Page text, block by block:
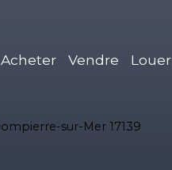
Acheter Vendre Louer